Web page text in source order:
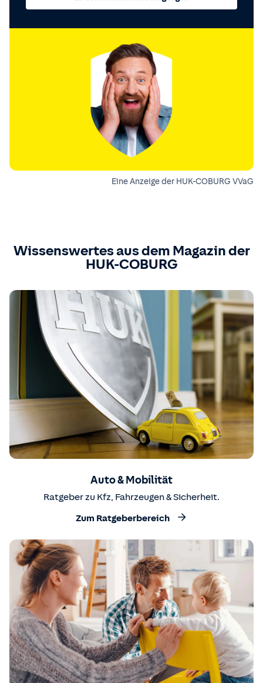
Eine Anzeige der HUK-COBURG VVaG
Wissenswertes aus dem Magazin der
HUK-COBURG
Auto & Mobilität
Ratgeber zu Kfz, Fahrzeugen & Sicherheit.
Zum Ratgeberbereich